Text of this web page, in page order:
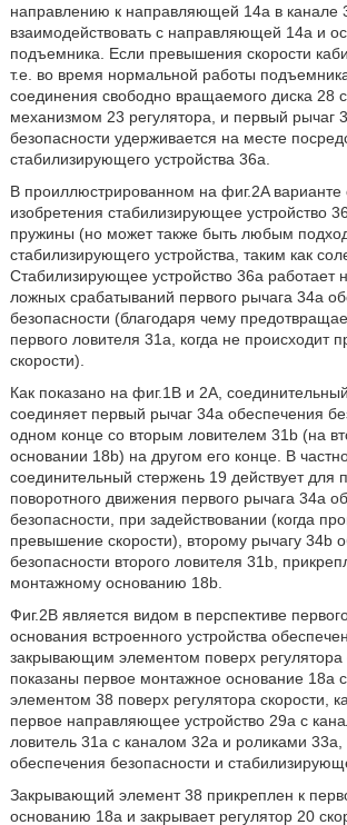
направлению к направляющей 14a в канале
взаимодействовать с направляющей 14a и
подъемника. Если превышения скорости
т.е. во время нормальной работы
соединения свободно вращаемого диска
механизмом 23 регулятора, и первый рычаг
безопасности удерживается на месте
стабилизирующего устройства 36a.
В проиллюстрированном на фиг.2A варианте
изобретения стабилизирующее устройство
пружины (но может также быть любым
стабилизирующего устройства, таким как
Стабилизирующее устройство 36a работает
ложных срабатываний первого рычага 34a
безопасности (благодаря чему
первого ловителя 31a, когда не происходит
скорости).
Как показано на фиг.1B и 2А,
соединяет первый рычаг 34a обеспечения
одном конце со вторым ловителем 31b (на
основании 18b) на другом его конце. В
соединительный стержень 19 действует для
поворотного движения первого рычага 34a
безопасности, при задействовании (когда
превышение скорости), второму рычагу 34b
безопасности второго ловителя 31b,
монтажному основанию 18b.
Фиг.2B является видом в перспективе
основания встроенного устройства
закрывающим элементом поверх регулятора
показаны первое монтажное основание 18a
элементом 38 поверх регулятора скорости,
первое направляющее устройство 29a с
ловитель 31a с каналом 32a и роликами
обеспечения безопасности и
Закрывающий элемент 38 прикреплен к
основанию 18a и закрывает регулятор 20